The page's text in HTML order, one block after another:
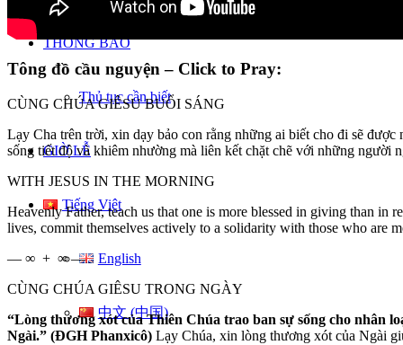
THÔNG BÁO
Thủ tục cần biết
GIỜ LỄ
Tiếng Việt
English
中文 (中国)
Tông đồ cầu nguyện – Click to Pray:
CÙNG CHÚA GIÊSU BUỔI SÁNG
Lạy Cha trên trời, xin dạy bảo con rằng những ai biết cho đi sẽ
sống tiết độ và khiêm nhường mà liên kết chặt chẽ với những người
WITH JESUS IN THE MORNING
Heavenly Father, teach us that one is more blessed in giving than
lives, commit themselves actively to a solidarity with those who are
— ∞ + ∞ —
CÙNG CHÚA GIÊSU TRONG NGÀY
“Lòng thương xót của Thiên Chúa trao ban sự sống cho nhân
Ngài.” (ĐGH Phanxicô) Lạy Chúa, xin lòng thương xót của Ngài